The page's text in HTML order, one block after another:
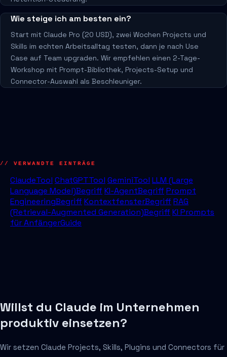
Wie steige ich am besten ein?
Start mit Claude Pro (20 USD), zwei Wochen Projects und
Skills im echten Arbeitsalltag testen, dann je nach Use
Case auf Team upgraden. Wir empfehlen einen 2-Tage-
Workshop mit Prompt-Bibliothek, Projects-Setup und
Connector-Auswahl als Beschleuniger.
// VERWANDTE EINTRÄGE
ClaudeTool ChatGPTTool GeminiTool LLM (Large
Language Model)Begriff KI-AgentBegriff Prompt
EngineeringBegriff KontextfensterBegriff RAG
(Retrieval-Augmented Generation)Begriff KI Prompts
für AnfängerGuide
Willst du Claude im Unternehmen
produktiv einsetzen?
Wir setzen Claude Projects, Skills, Plugins und Connectors für